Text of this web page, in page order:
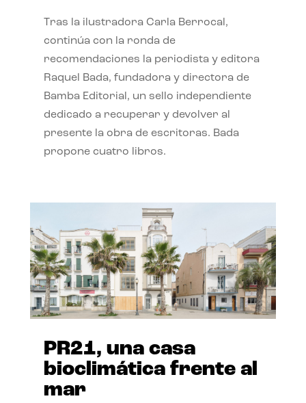
Tras la ilustradora Carla Berrocal,
continúa con la ronda de
recomendaciones la periodista y editora
Raquel Bada, fundadora y directora de
Bamba Editorial, un sello independiente
dedicado a recuperar y devolver al
presente la obra de escritoras. Bada
propone cuatro libros.
PR21, una casa
bioclimática frente al
mar